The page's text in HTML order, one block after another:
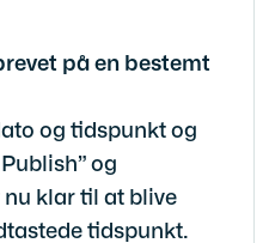
på en bestemt
og tidspunkt og
og
klar til at blive
tidspunkt.